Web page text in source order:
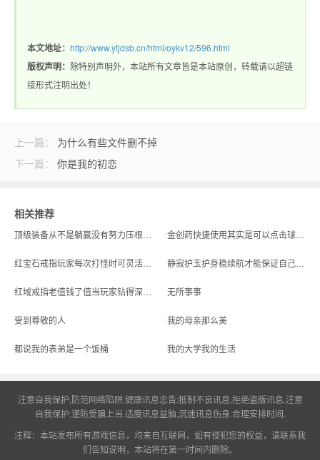
服_新开1.76精品传
本文地址： http://www.ytjdsb.cn/html/oykv12/596.html
版权声明： 除特别声明外，本站所有文章皆是本站原创，转载请以超链
接形式注明出处！
上一篇： 为什么有些文件删不掉
下一篇： 你是我的初恋
相关推荐
顶级装备从不是躺赢没有努力压根拿不到 金创药快捷使用其实是可以点击球或者是角色的头像的
红宝石戒指玩家每次打怪时可灵活使用的攻击首饰 静寂护玉护身稳续航才能保证自己能在游戏中更顶的升级
红域戒指老值钱了值当玩家钻得深了解的首饰 无所事事
受到尊敬的人 我的母亲那么美
都说我的表弟是一个饭桶 我的大学我的生活
注意自我保护,防范网络陷阱.健康讯息忠告:抵制不良讯息,拒绝盗版讯息.注意
自我保护,谨防受骗上当.适度讯息益脑,沉迷讯息伤身.合理安排时间.
注释：本站发布所有游戏信息，均来自互联网，如有侵犯您的权益，请联系我
们告知说明，本站将在第一时间内删除。